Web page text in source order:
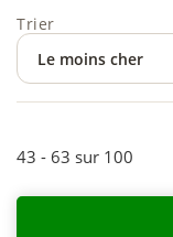
Trier
43 - 63 sur 100